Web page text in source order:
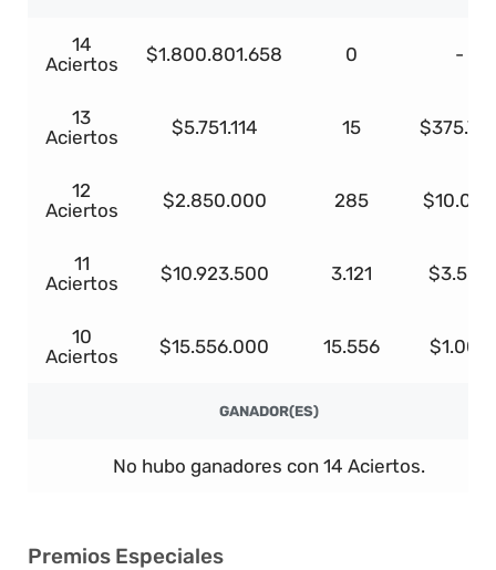
14
Aciertos
$1.800.801.658 0 -
13
Aciertos
$5.751.114 15
12
Aciertos
$2.850.000 285 $10.000
11
Aciertos
$10.923.500 3.121 $3.500
10
Aciertos
$15.556.000 15.556 $1.000
GANADOR(ES)
No hubo ganadores con 14 Aciertos.
Premios Especiales